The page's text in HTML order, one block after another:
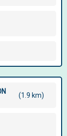
(1.9 km)